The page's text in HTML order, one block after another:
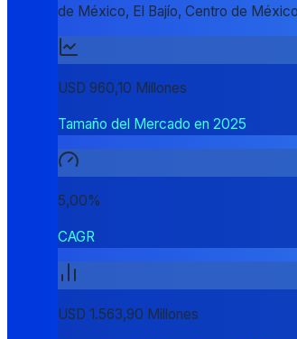
de México, El Bajío, Centro de
USD 960,10 Millones
Tamaño del Mercado en 2025
5,00%
CAGR
USD 1.563,90 Millones